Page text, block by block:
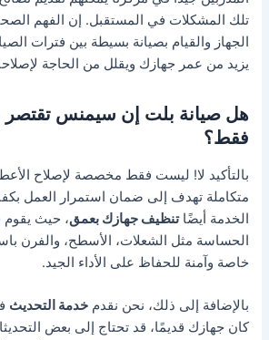
تلك المشكلات في المستقبل. إن الفهم
الجهاز والقيام بصيانة بسيطة بين فترات
يزيد من عمر جهازك ويقلل من الحاجة
هل صيانة بلت إن سيمنس تقتصر
فقط؟
بالتأكيد لا! ليست فقط مخصصة لإصلاح
متكاملة تهدف إلى ضمان استمرار العمل
الخدمة أيضًاتنظيف جهازك بعمق، حيث يقوم
الحساسة مثل الشعلات، الأسطح، والفرن
خاصة وآمنة للحفاظ على الأداء الجيد.
بالإضافة إلى ذلك، نحن نقدمخدمة التحديث
كان جهازك قديمًا، قد تحتاج إلى بعض